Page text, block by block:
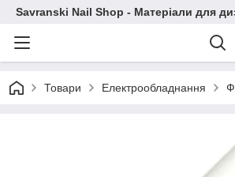
Savranski Nail Shop - Матеріали для
Товари Електрообладнання